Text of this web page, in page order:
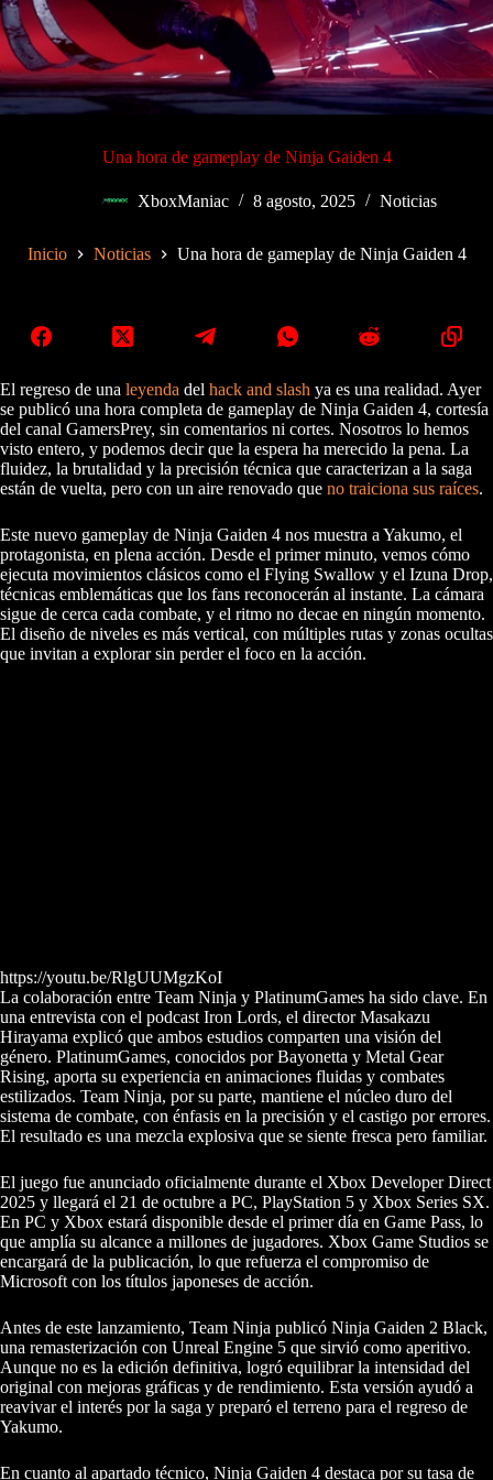
Una hora de gameplay de Ninja Gaiden 4
XboxManiac 8 agosto, 2025 Noticias
Inicio Noticias Una hora de gameplay de Ninja Gaiden 4
El regreso de una leyenda del hack and slash ya es una realidad. Ayer
se publicó una hora completa de gameplay de Ninja Gaiden 4, cortesía
del canal GamersPrey, sin comentarios ni cortes. Nosotros lo hemos
visto entero, y podemos decir que la espera ha merecido la pena. La
fluidez, la brutalidad y la precisión técnica que caracterizan a la saga
están de vuelta, pero con un aire renovado que no traiciona sus raíces.
Este nuevo gameplay de Ninja Gaiden 4 nos muestra a Yakumo, el
protagonista, en plena acción. Desde el primer minuto, vemos cómo
ejecuta movimientos clásicos como el Flying Swallow y el Izuna Drop,
técnicas emblemáticas que los fans reconocerán al instante. La cámara
sigue de cerca cada combate, y el ritmo no decae en ningún momento.
El diseño de niveles es más vertical, con múltiples rutas y zonas ocultas
que invitan a explorar sin perder el foco en la acción.
https://youtu.be/RlgUUMgzKoI
La colaboración entre Team Ninja y PlatinumGames ha sido clave. En
una entrevista con el podcast Iron Lords, el director Masakazu
Hirayama explicó que ambos estudios comparten una visión del
género. PlatinumGames, conocidos por Bayonetta y Metal Gear
Rising, aporta su experiencia en animaciones fluidas y combates
estilizados. Team Ninja, por su parte, mantiene el núcleo duro del
sistema de combate, con énfasis en la precisión y el castigo por errores.
El resultado es una mezcla explosiva que se siente fresca pero familiar.
El juego fue anunciado oficialmente durante el Xbox Developer Direct
2025 y llegará el 21 de octubre a PC, PlayStation 5 y Xbox Series SX.
En PC y Xbox estará disponible desde el primer día en Game Pass, lo
que amplía su alcance a millones de jugadores. Xbox Game Studios se
encargará de la publicación, lo que refuerza el compromiso de
Microsoft con los títulos japoneses de acción.
Antes de este lanzamiento, Team Ninja publicó Ninja Gaiden 2 Black,
una remasterización con Unreal Engine 5 que sirvió como aperitivo.
Aunque no es la edición definitiva, logró equilibrar la intensidad del
original con mejoras gráficas y de rendimiento. Esta versión ayudó a
reavivar el interés por la saga y preparó el terreno para el regreso de
Yakumo.
En cuanto al apartado técnico, Ninja Gaiden 4 destaca por su tasa de